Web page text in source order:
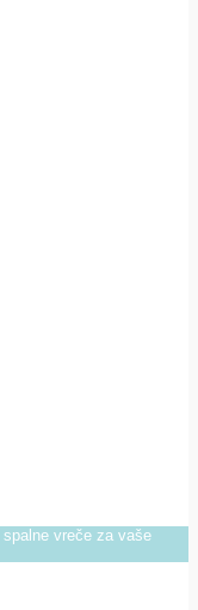
vreče za vaše